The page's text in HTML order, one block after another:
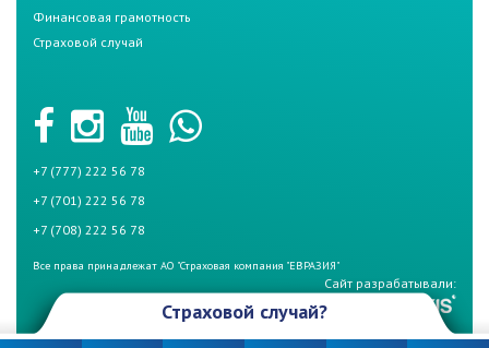
Финансовая грамотность
Страховой случай
+7 (777) 222 56 78
+7 (701) 222 56 78
+7 (708) 222 56 78
Все права принадлежат АО "Страховая компания "ЕВРАЗИЯ"
Сайт разрабатывали:
Страховой случай?